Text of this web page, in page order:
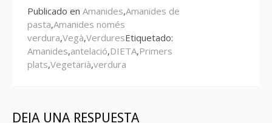
Publicado en Amanides,Amanides de
pasta,Amanides només
verdura,Vegà,VerduresEtiquetado:
Amanides,antelació,DIETA,Primers
plats,Vegetarià,verdura
DEJA UNA RESPUESTA